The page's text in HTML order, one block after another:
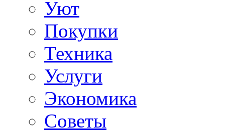
Уют
Покупки
Техника
Услуги
Экономика
Советы